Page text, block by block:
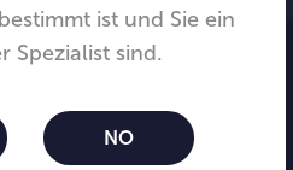
ist und Sie ein
Spezialist sind.
NO
Easyfit